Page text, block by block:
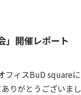
」開催レポート
フィスBuD square
りがとうございまし